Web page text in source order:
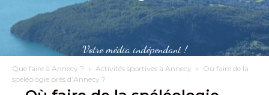
Votre média indépendant !
Que faire à Annecy ? Activités sportives à Annecy
Où faire de la
spéléologie près d’Annecy ?